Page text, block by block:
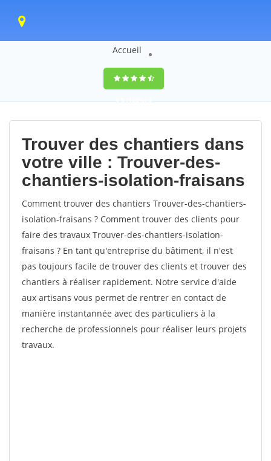
Accueil
9,5(100%)0
votes
Trouver des chantiers dans
votre ville : Trouver-des-
chantiers-isolation-fraisans
Comment trouver des chantiers Trouver-des-chantiers-
isolation-fraisans ? Comment trouver des clients pour
faire des travaux Trouver-des-chantiers-isolation-
fraisans ? En tant qu'entreprise du bâtiment, il n'est
pas toujours facile de trouver des clients et trouver des
chantiers à réaliser rapidement. Notre service d'aide
aux artisans vous permet de rentrer en contact de
manière instantannée avec des particuliers à la
recherche de professionnels pour réaliser leurs projets
travaux.